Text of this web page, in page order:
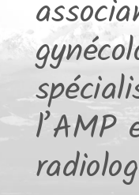
l’AMP